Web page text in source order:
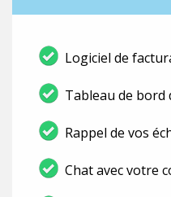
Logiciel de
Tableau de bord
Rappel de vos
Chat avec votre